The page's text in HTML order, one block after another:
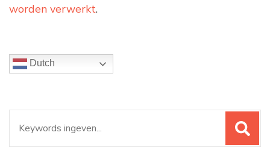
worden verwerkt.
Dutch
naar: